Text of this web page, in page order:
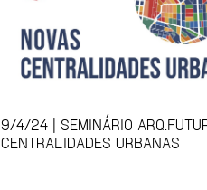
9/4/24 | SEMINÁRIO
CENTRALIDADES URBANAS